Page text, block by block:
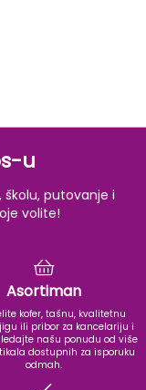
u
putovanje i
volite!
Asortiman
kofer, tašnu, kvalitetnu
ili pribor za kancelariju i
našu ponudu od više
dostupnih za isporuku
odmah.